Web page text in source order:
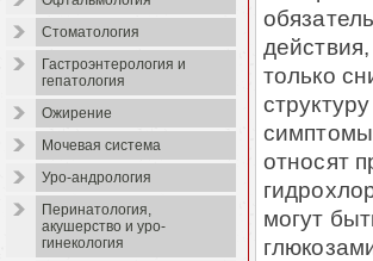
Стоматология
Гастроэнтерология и
гепатология
Ожирение
Мочевая система
Уро-андрология
Перинатология,
акушерство и уро-
гинекология
только
симптомы
относят
могут